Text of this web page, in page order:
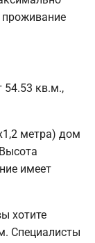
проживание
54.53 кв.м.,
метра) дом
имеет
хотите
Специалисты